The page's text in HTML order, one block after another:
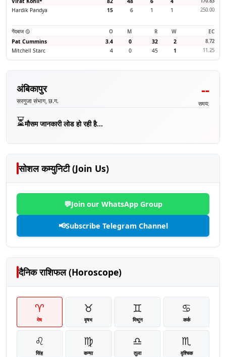
Hardik Pandya 15 6 1 1 250.00
गेंदबाज 🥎 O M R W
EC
Pat Cummins
3.4 0 32 2 8.72
Mitchell Starc 4 0 45 1 11.25
अंबिकापुर
सरगुजा संभाग, छ.ग.
--
समय:
⏳मौसम जानकारी लोड हो रही है...
सोशल कम्युनिटी (Join Us)
💬Join our WhatsApp Group
📢Subscribe Telegram Channel
दैनिक राशिफल (Horoscope)
♈
मेष
♉
वृषभ
♊
मिथुन
♋
कर्क
♌
सिंह
♍
कन्या
♎
तुला
♏
वृश्चिक